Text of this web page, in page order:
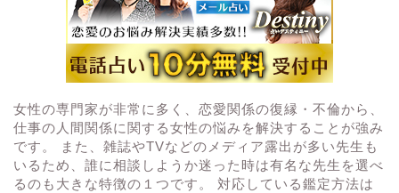
女性の専門家が非常に多く、恋愛関係の復縁・不倫から、
仕事の人間関係に関する女性の悩みを解決することが強み
です。 また、雑誌やTVなどのメディア露出が多い先生も
いるため、誰に相談しようか迷った時は有名な先生を選べ
るのも大きな特徴の１つです。 対応している鑑定方法は